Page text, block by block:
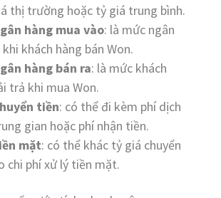
thị trường hoặc tỷ giá trung bình.
hàng mua vào: là mức ngân
khách hàng bán Won.
hàng bán ra: là mức khách
trả khi mua Won.
tiền: có thể đi kèm phí dịch
gian hoặc phí nhận tiền.
mặt: có thể khác tỷ giá chuyển
chi phí xử lý tiền mặt.